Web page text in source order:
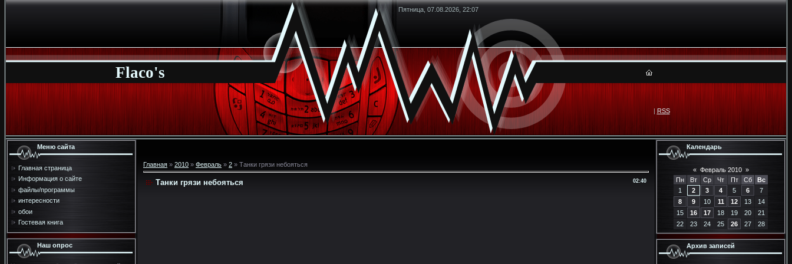
Пятница, 07.08.2026, 22:07
Flaco's
| RSS
Меню сайта
Главная страница
Информация о сайте
файлы/программы
интересности
обои
Гостевая книга
Наш опрос
Главная » 2010 » Февраль » 2 » Танки грязи небояться
02:40
Танки грязи небояться
Календарь
« Февраль 2010 »
Пн
Вт Ср Чт Пт Сб
Вс
1
2 3 4 5 6
7
8
9 10 11 12 13
14
15
16 17 18 19 20
21
22
23 24 25 26 27 28
Архив записей